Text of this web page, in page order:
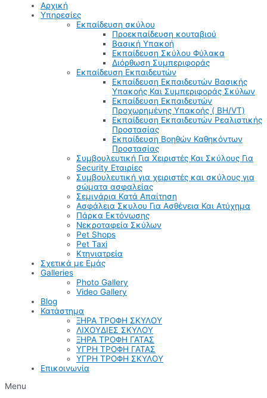
Αρχική
Υπηρεσίες
Εκπαίδευση σκύλου
Προεκπαίδευση κουταβιού
Βασική Υπακοή
Εκπαίδευση Σκύλου Φύλακα
Διόρθωση Συμπεριφοράς
Εκπαίδευση Εκπαιδευτών
Εκπαίδευση Εκπαιδευτών Βασικής
Υπακοής Και Συμπεριφοράς Σκύλων
Εκπαίδευση Εκπαιδευτών
Προχωρημένης Υπακοής ( BH/VT)
Εκπαίδευση Εκπαιδευτών Ρεαλιστικής
Προστασίας
Εκπαίδευση Βοηθών Καθηκόντων
Προστασίας
Συμβουλευτική Για Χειριστές Και Σκύλους Για
Security Εταιρίες
Συμβουλευτική για χειριστές και σκύλους για
σώματα ασφαλείας
Σεμινάρια Κατά Απαίτηση
Ασφάλεια Σκυλου Για Ασθένεια Και Ατύχημα
Πάρκα Εκτόνωσης
Νεκροταφεία Σκύλων
Pet Shops
Pet Taxi
Κτηνιατρεία
Σχετικά με Εμάς
Galleries
Photo Gallery
Video Gallery
Blog
Κατάστημα
ΞΗΡΑ ΤΡΟΦΗ ΣΚΥΛΟΥ
ΛΙΧΟΥΔΙΕΣ ΣΚΥΛΟΥ
ΞΗΡΑ ΤΡΟΦΗ ΓΑΤΑΣ
ΥΓΡΗ ΤΡΟΦΗ ΓΑΤΑΣ
ΥΓΡΗ ΤΡΟΦΗ ΣΚΥΛΟΥ
Επικοινωνία
Menu